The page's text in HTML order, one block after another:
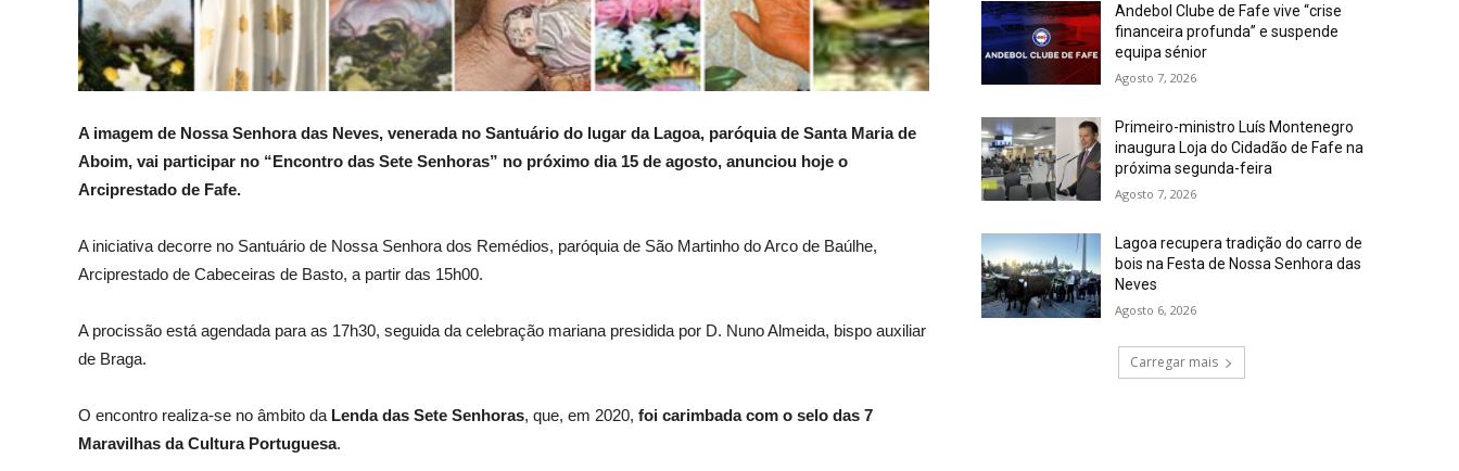
A imagem de Nossa Senhora das Neves, venerada no Santuário do lugar da Lagoa, paróquia de Santa Maria de
Aboim, vai participar no “Encontro das Sete Senhoras” no próximo dia 15 de agosto, anunciou hoje o
Arciprestado de Fafe.
A iniciativa decorre no Santuário de Nossa Senhora dos Remédios, paróquia de São Martinho do Arco de Baúlhe,
Arciprestado de Cabeceiras de Basto, a partir das 15h00.
A procissão está agendada para as 17h30, seguida da celebração mariana presidida por D. Nuno Almeida, bispo auxiliar
de Braga.
O encontro realiza-se no âmbito da Lenda das Sete Senhoras, que, em 2020, foi carimbada com o selo das 7
Maravilhas da Cultura Portuguesa.
Andebol Clube de Fafe vive “crise
financeira profunda” e suspende
equipa sénior
Agosto 7, 2026
Primeiro-ministro Luís Montenegro
inaugura Loja do Cidadão de Fafe na
próxima segunda-feira
Agosto 7, 2026
Lagoa recupera tradição do carro de
bois na Festa de Nossa Senhora das
Neves
Agosto 6, 2026
Carregar mais